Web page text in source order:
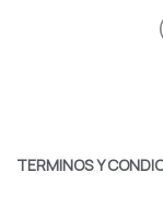
TERMINOS Y